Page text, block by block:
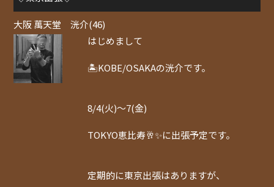
大阪 萬天堂 洸介(46)
はじめまして
🏝️KOBE/OSAKAの洸介です。
8/4(火)〜7(金)
TOKYO恵比寿🥂✨に出張予定です。
定期的に東京出張はありますが、